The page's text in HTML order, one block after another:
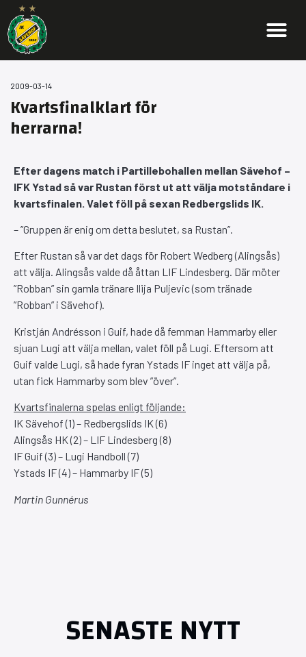
2009-03-14
Kvartsfinalklart för
herrarna!
Efter dagens match i Partillebohallen mellan Sävehof –
IFK Ystad så var Rustan först ut att välja motståndare i
kvartsfinalen. Valet föll på sexan Redbergslids IK.
– ”Gruppen är enig om detta beslutet, sa Rustan”.
Efter Rustan så var det dags för Robert Wedberg (Alingsås)
att välja. Alingsås valde då åttan LIF Lindesberg. Där möter
”Robban” sin gamla tränare Ilija Puljevic (som tränade
”Robban” i Sävehof).
Kristján Andrésson i Guif, hade då femman Hammarby eller
sjuan Lugi att välja mellan, valet föll på Lugi. Eftersom att
Guif valde Lugi, så hade fyran Ystads IF inget att välja på,
utan fick Hammarby som blev ”över”.
Kvartsfinalerna spelas enligt följande:
IK Sävehof (1) – Redbergslids IK (6)
Alingsås HK (2) – LIF Lindesberg (8)
IF Guif (3) – Lugi Handboll (7)
Ystads IF (4) – Hammarby IF (5)
Martin Gunnérus
SENASTE NYTT